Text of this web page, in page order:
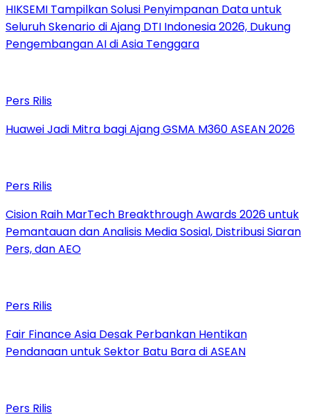
HIKSEMI Tampilkan Solusi Penyimpanan Data untuk
Seluruh Skenario di Ajang DTI Indonesia 2026, Dukung
Pengembangan AI di Asia Tenggara
Pers Rilis
Huawei Jadi Mitra bagi Ajang GSMA M360 ASEAN 2026
Pers Rilis
Cision Raih MarTech Breakthrough Awards 2026 untuk
Pemantauan dan Analisis Media Sosial, Distribusi Siaran
Pers, dan AEO
Pers Rilis
Fair Finance Asia Desak Perbankan Hentikan
Pendanaan untuk Sektor Batu Bara di ASEAN
Pers Rilis